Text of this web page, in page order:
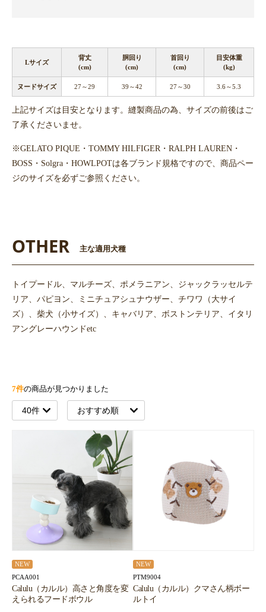
Lサイズ
背丈
(cm)
胴回り
(cm)
首回り
(cm)
目安体重
(kg)
ヌードサイズ 27～29 39～42 27～30 3.6～5.3
上記サイズは目安となります。縫製商品の為、サイズの前後はご
了承くださいませ。
※GELATO PIQUE・TOMMY HILFIGER・RALPH LAUREN・
BOSS・Solgra・HOWLPOTは各ブランド規格ですので、商品ペー
ジのサイズを必ずご参照ください。
OTHER 主な適用犬種
トイプードル、マルチーズ、ポメラニアン、ジャックラッセルテ
リア、パピヨン、ミニチュアシュナウザー、チワワ（大サイ
ズ）、柴犬（小サイズ）、キャバリア、ボストンテリア、イタリ
アングレーハウンドetc
7件の商品が見つかりました
NEW
PCAA001
Calulu（カルル）高さと角度を変
えられるフードボウル
NEW
PTM9004
Calulu（カルル）クマさん柄ボー
ルトイ